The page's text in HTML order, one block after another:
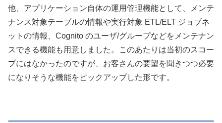
他、アプリケーション自体の運用管理機能として、メンテ
ナンス対象テーブルの情報や実行対象 ETL/ELT ジョブネ
ットの情報、Cognito のユーザ/グループなどをメンテナン
スできる機能も用意しました。このあたりは当初のスコー
プにはなかったのですが、お客さんの要望を聞きつつ必要
になりそうな機能をピックアップした形です。